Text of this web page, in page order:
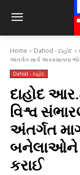
Home Dahod - દાહોદ
અંતર્ગત માર્ગ અકસ્માતના
Dahod - દાહોદ
દાહોદ
વિશ્વ
અંતર્ગત
બનેલાઓને
કરાઈ